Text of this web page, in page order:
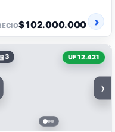
$ 102.000.000
3 UF 12.421
›